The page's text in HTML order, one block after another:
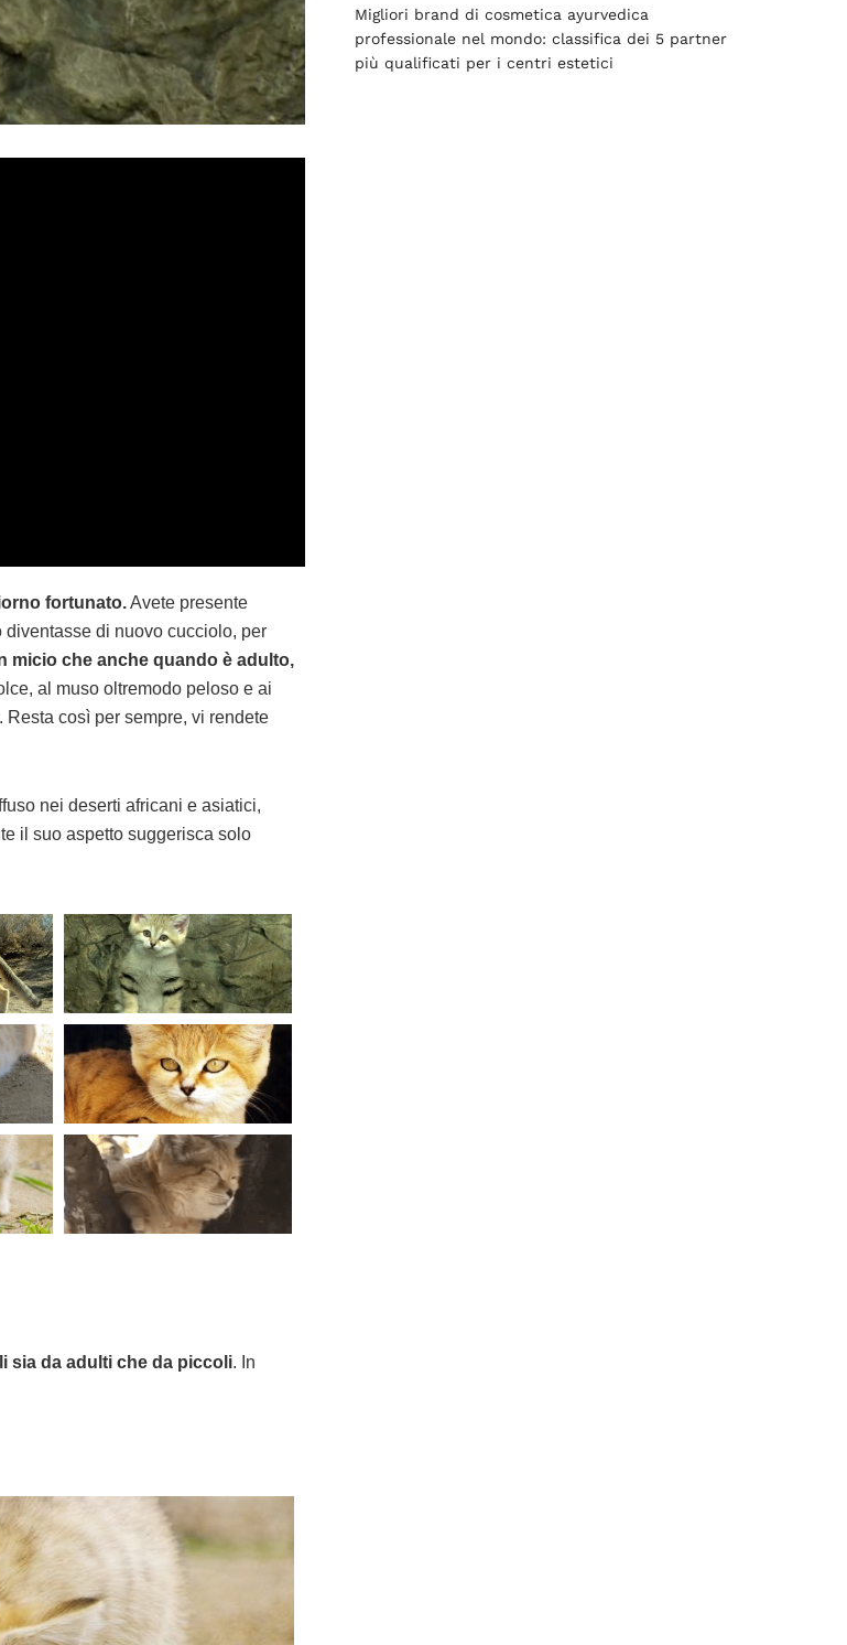
fortunato.Avete presente
di nuovo cucciolo, per
micio che anche quando è adulto,
al muso oltremodo peloso e ai
così per sempre, vi rendete
nei deserti africani e asiatici,
il suo aspetto suggerisca solo
sia da adulti che da piccoli. In
Migliori brand di cosmetica ayurvedica
professionale nel mondo: classifica dei 5 partner
più qualificati per i centri estetici